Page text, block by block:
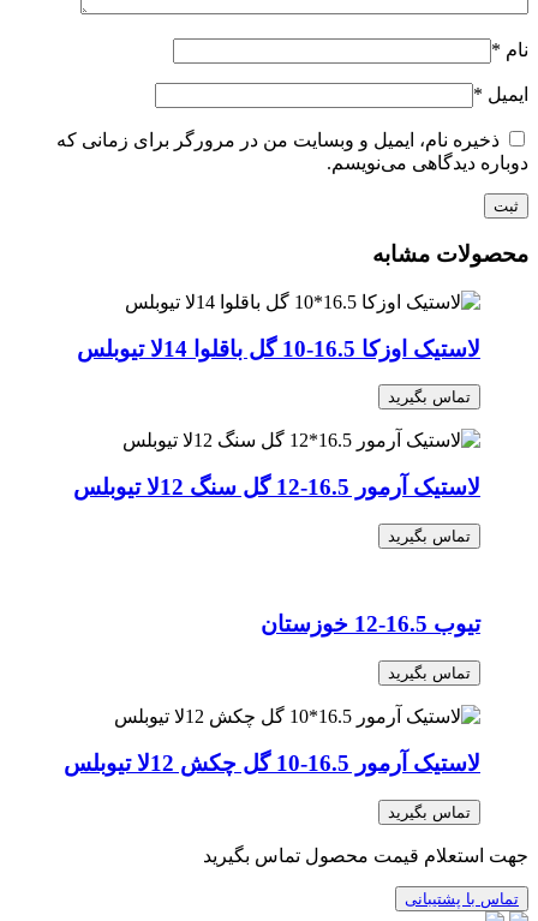
نام *
ایمیل *
ذخیره نام، ایمیل و وبسایت من در مرورگر برای زمانی که
دوباره دیدگاهی می‌نویسم.
محصولات مشابه
لاستیک اوزکا 16.5-10 گل باقلوا 14لا تیوبلس
تماس بگیرید
لاستیک آرمور 16.5-12 گل سنگ 12لا تیوبلس
تماس بگیرید
تیوب 16.5-12 خوزستان
تماس بگیرید
لاستیک آرمور 16.5-10 گل چکش 12لا تیوبلس
تماس بگیرید
جهت استعلام قیمت محصول تماس بگیرید
تماس با پشتیبانی